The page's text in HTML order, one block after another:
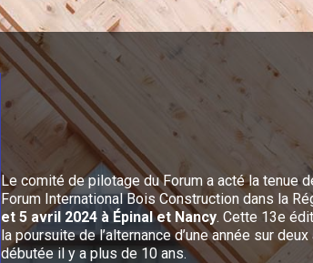
Le comité de pilotage du Forum a acté la tenue
Forum International Bois Construction dans la
et 5 avril 2024 à Épinal et Nancy. Cette 13e
la poursuite de l’alternance d’une année sur
débutée il y a plus de 10 ans.